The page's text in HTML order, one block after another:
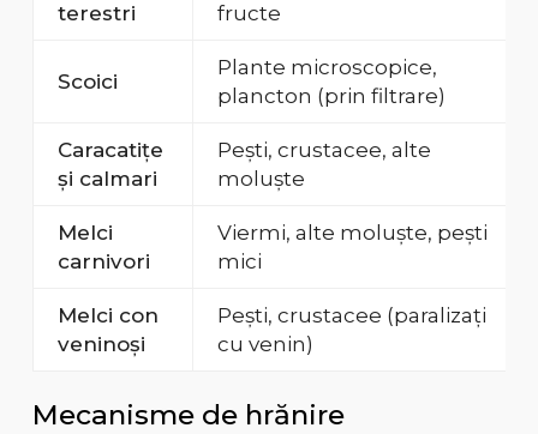
terestri
fructe
Scoici
Plante microscopice,
plancton (prin filtrare)
Caracatițe
și calmari
Pești, crustacee, alte
moluște
Melci
carnivori
Viermi, alte moluște, pești
mici
Melci con
veninoși
Pești, crustacee (paralizați
cu venin)
Mecanisme de hrănire